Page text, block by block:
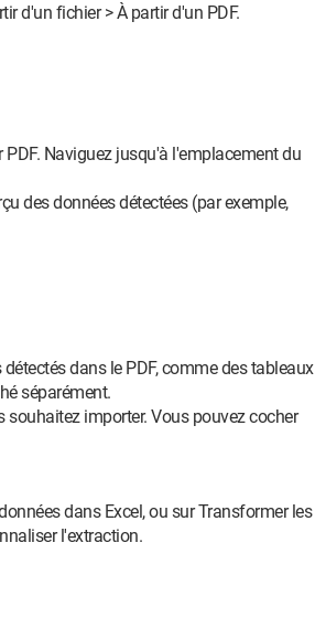
d'un fichier > À partir d'un PDF.
Naviguez jusqu'à l'emplacement du
des données détectées (par exemple,
dans le PDF, comme des tableaux
séparément.
importer. Vous pouvez cocher
dans Excel, ou sur Transformer les
l'extraction.